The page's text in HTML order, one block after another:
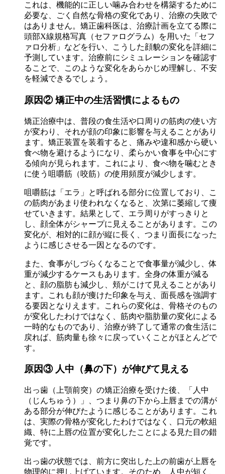
これは、機能的に正しい噛み合わせを構築するために
必要な、ごく自然な骨格の変化であり、治療の失敗で
はありません。矯正歯科医は、治療計画を立てる際に
頭部X線規格写真（セファログラム）を用いた「セフ
ァロ分析」などを行い、こうした顔貌の変化を詳細に
予測しています。治療前にシミュレーションを確認す
ることで、このような変化をあらかじめ理解し、不安
を軽減できるでしょう。
原因② 矯正中の生活習慣によるもの
矯正治療中は、普段の食生活や口周りの筋肉の使い方
が変わり、それが顔の印象に影響を与えることがあり
ます。矯正装置を装着すると、痛みや違和感から硬い
食べ物を避けるようになり、柔らかい食事を中心にす
る傾向が見られます。これにより、食べ物を噛むとき
に使う咀嚼筋（咬筋）の使用頻度が減少します。
咀嚼筋は「エラ」と呼ばれる部分に位置しており、こ
の筋肉があまり使われなくなると、次第に萎縮して痩
せていきます。結果として、エラ周りがすっきりと
し、顔全体がシャープに見えることがあります。この
変化が、相対的に顔が縦に長く、つまり面長になった
ように感じさせる一因となるのです。
また、食事がしづらくなることで食事量が減少し、体
重が減少するケースもあります。全身の体重が減る
と、顔の脂肪も減少し、頬がこけて見えることがあり
ます。これも顔が痩けた印象を与え、面長感を強調す
る要因となりえます。これらの変化は、骨格そのもの
が変化したわけではなく、筋肉や脂肪量の変化による
一時的なものであり、治療が終了して通常の食生活に
戻れば、筋肉量も徐々に戻っていくことがほとんどで
す。
原因③ 人中（鼻の下）が伸びて見える
出っ歯（上顎前突）の矯正治療を受けた後、「人中
（じんちゅう）」、つまり鼻の下から上唇までの溝が
ある部分が伸びたように感じることがあります。これ
は、実際の骨格が変化したわけではなく、口元の軟組
織、特に上唇の位置が変化したことによる見た目の錯
覚です。
出っ歯の状態では、前方に突出した上の前歯が上唇を
物理的に押し上げています。そのため、人中が短く、